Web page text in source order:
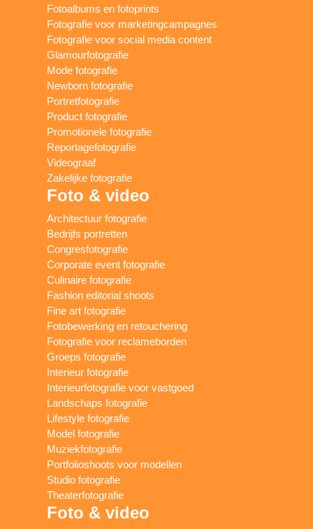
Fotoalbums en fotoprints
Fotografie voor marketingcampagnes
Fotografie voor social media content
Glamourfotografie
Mode fotografie
Newborn fotografie
Portretfotografie
Product fotografie
Promotionele fotografie
Reportagefotografie
Videograaf
Zakelijke fotografie
Foto & video
Architectuur fotografie
Bedrijfs portretten
Congresfotografie
Corporate event fotografie
Culinaire fotografie
Fashion editorial shoots
Fine art fotografie
Fotobewerking en retouchering
Fotografie voor reclameborden
Groeps fotografie
Interieur fotografie
Interieurfotografie voor vastgoed
Landschaps fotografie
Lifestyle fotografie
Model fotografie
Muziekfotografie
Portfolioshoots voor modellen
Studio fotografie
Theaterfotografie
Foto & video